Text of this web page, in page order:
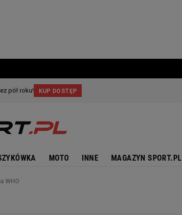
MOTO INNE MAGAZYN SPORT.PL
WHO